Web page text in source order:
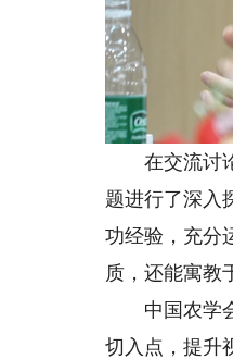
在交流讨论
题进行了深入
功经验，充分
质，还能寓教
中国农学会
切入点，提升